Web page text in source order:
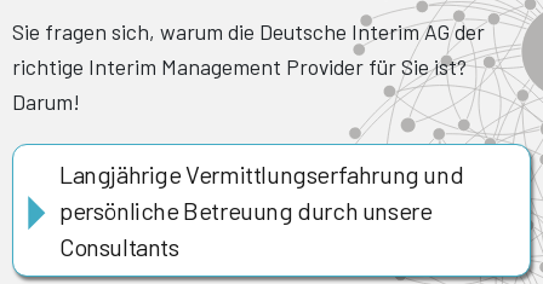
Sie fragen sich, warum die Deutsche Interim AG der
richtige Interim Management Provider für Sie ist?
Darum!
Langjährige Vermittlungserfahrung und
persönliche Betreuung durch unsere
Consultants